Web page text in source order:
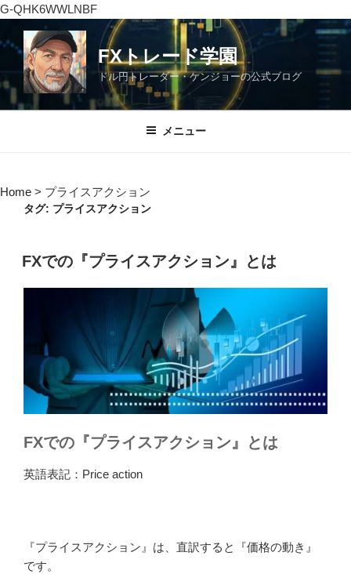
G-QHK6WWLNBF
ン
ン
ツ
プ
FXトレード学園
ドル円トレーダー・ケンジョーの公式ブログ
メニュー
Home > プライスアクション
タグ: プライスアクション
投
稿
FXでの『プライスアクション』とは
FXでの『プライスアクション』とは
英語表記：Price action
『プライスアクション』は、直訳すると『価格の動き』
です。